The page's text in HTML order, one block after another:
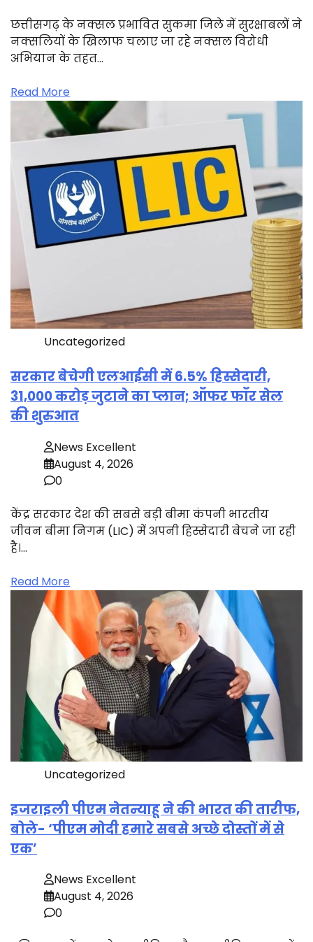
छत्तीसगढ़ के नक्सल प्रभावित सुकमा जिले में सुरक्षाबलों ने
नक्सलियों के खिलाफ चलाए जा रहे नक्सल विरोधी
अभियान के तहत…
Read More
Uncategorized
सरकार बेचेगी एलआईसी में 6.5% हिस्सेदारी,
31,000 करोड़ जुटाने का प्लान; ऑफर फॉर सेल
की शुरुआत
News Excellent
August 4, 2026
0
केंद्र सरकार देश की सबसे बड़ी बीमा कंपनी भारतीय
जीवन बीमा निगम (LIC) में अपनी हिस्सेदारी बेचने जा रही
है।…
Read More
Uncategorized
इजराइली पीएम नेतन्याहू ने की भारत की तारीफ,
बोले- ‘पीएम मोदी हमारे सबसे अच्छे दोस्तों में से
एक’
News Excellent
August 4, 2026
0